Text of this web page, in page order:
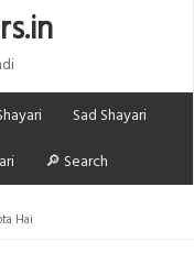
Sad Shayari
🔎 Search
Hai